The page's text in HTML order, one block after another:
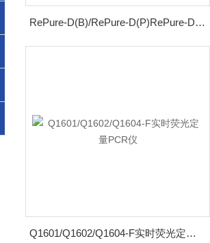
RePure-D(B)/RePure-D(P)RePure-D系列双槽梯度PCR仪
Q1601/Q1602/Q1604-F实时荧光定量PCR仪